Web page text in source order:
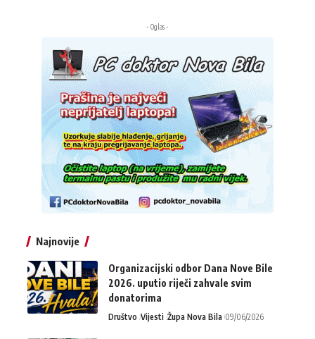
- Oglas -
Najnovije
Organizacijski odbor Dana Nove Bile
2026. uputio riječi zahvale svim
donatorima
Društvo Vijesti Župa Nova Bila 09/06/2026